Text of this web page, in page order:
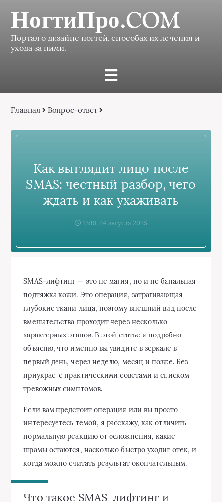
НогтиПро.COM
Портал о дизайне ногтей, способах их лечения и
ухода за ними.
Главная Вопрос-ответ
Как выглядит лицо после
SMAS: честный разбор, чего
ждать и как ухаживать
13:18, 24 августа 2025
SMAS-лифтинг — это не магия, но и не банальная
подтяжка кожи. Это операция, затрагивающая
глубокие ткани лица, поэтому внешний вид после
вмешательства проходит через несколько
характерных этапов. В этой статье я подробно
объясню, что именно вы увидите в зеркале в
первый день, через неделю, месяц и позже. Без
приукрас, с практическими советами и списком
тревожных симптомов.
Если вам предстоит операция или вы просто
интересуетесь темой, я расскажу, как отличить
нормальную реакцию от осложнения, какие
шрамы остаются, насколько быстро уходит отек, и
когда можно считать результат окончательным.
Что такое SMAS-лифтинг и